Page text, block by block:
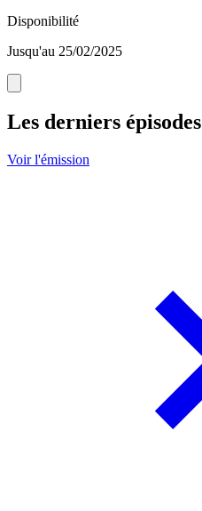
Disponibilité
Jusqu'au 25/02/2025
Les derniers épisodes
Voir l'émission